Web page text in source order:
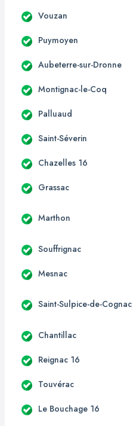
Vouzan
Puymoyen
Aubeterre-sur-Dronne
Montignac-le-Coq
Palluaud
Saint-Séverin
Chazelles 16
Grassac
Marthon
Souffrignac
Mesnac
Saint-Sulpice-de-Cognac
Chantillac
Reignac 16
Touvérac
Le Bouchage 16